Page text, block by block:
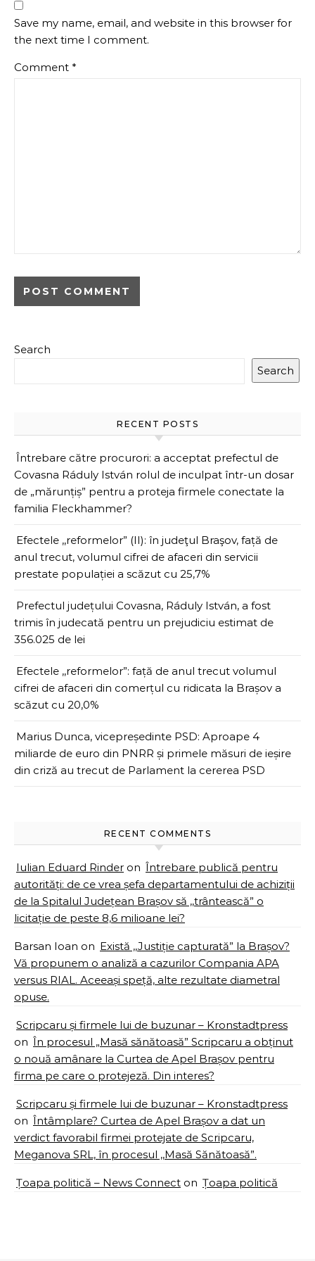
Save my name, email, and website in this browser for
the next time I comment.
Comment *
Search
Search
RECENT POSTS
Întrebare către procurori: a acceptat prefectul de
Covasna Ráduly István rolul de inculpat într-un dosar
de „mărunțiș” pentru a proteja firmele conectate la
familia Fleckhammer?
Efectele ,,reformelor” (II): în judeţul Braşov, față de
anul trecut, volumul cifrei de afaceri din servicii
prestate populației a scăzut cu 25,7%
Prefectul județului Covasna, Ráduly István, a fost
trimis în judecată pentru un prejudiciu estimat de
356.025 de lei
Efectele ,,reformelor”: față de anul trecut volumul
cifrei de afaceri din comerțul cu ridicata la Brașov a
scăzut cu 20,0%
Marius Dunca, vicepreședinte PSD: Aproape 4
miliarde de euro din PNRR și primele măsuri de ieșire
din criză au trecut de Parlament la cererea PSD
RECENT COMMENTS
Iulian Eduard Rinder on Întrebare publică pentru
autorități: de ce vrea șefa departamentului de achiziții
de la Spitalul Județean Brașov să ,,trântească” o
licitație de peste 8,6 milioane lei?
Barsan Ioan on Există ,,Justiție capturată” la Brașov?
Vă propunem o analiză a cazurilor Compania APA
versus RIAL. Aceeași speță, alte rezultate diametral
opuse.
Scripcaru și firmele lui de buzunar – Kronstadtpress
on În procesul „Masă sănătoasă” Scripcaru a obținut
o nouă amânare la Curtea de Apel Brașov pentru
firma pe care o protejeză. Din interes?
Scripcaru și firmele lui de buzunar – Kronstadtpress
on Întâmplare? Curtea de Apel Brașov a dat un
verdict favorabil firmei protejate de Scripcaru,
Meganova SRL, în procesul ,,Masă Sănătoasă”.
Țoapa politică – News Connect on Țoapa politică